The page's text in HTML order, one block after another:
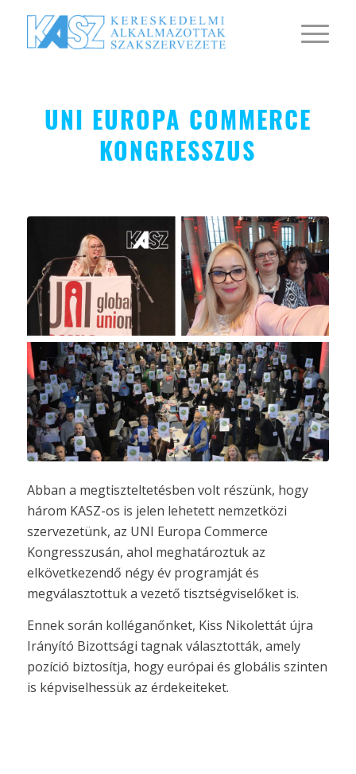
UNI EUROPA COMMERCE
KONGRESSZUS
Abban a megtiszteltetésben volt részünk, hogy
három KASZ-os is jelen lehetett nemzetközi
szervezetünk, az UNI Europa Commerce
Kongresszusán, ahol meghatároztuk az
elkövetkezendő négy év programját és
megválasztottuk a vezető tisztségviselőket is.
Ennek során kolléganőnket, Kiss Nikolettát újra
Irányító Bizottsági tagnak választották, amely
pozíció biztosítja, hogy európai és globális szinten
is képviselhessük az érdekeiteket.